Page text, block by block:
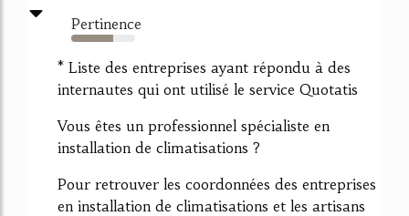
Pertinence
66%
* Liste des entreprises ayant répondu à des
internautes qui ont utilisé le service Quotatis
Vous êtes un professionnel spécialiste en
installation de climatisations ?
Pour retrouver les coordonnées des entreprises
en installation de climatisations et les artisans